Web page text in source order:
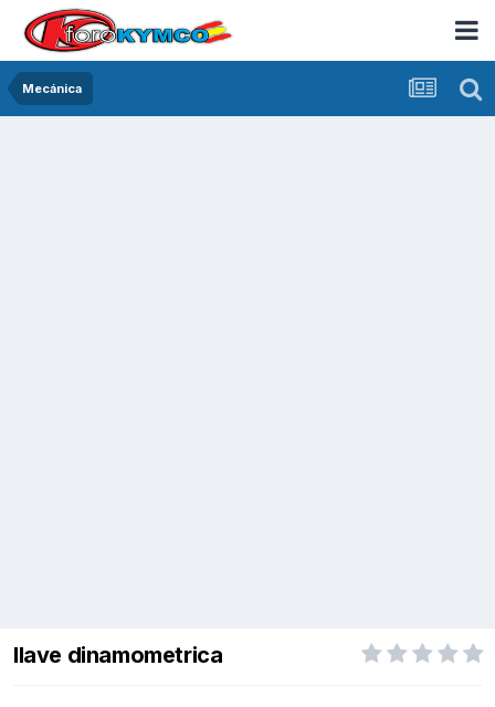
Mecánica
llave dinamometrica